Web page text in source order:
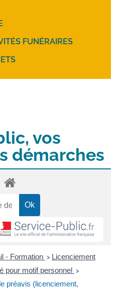
FUNÉRAIRES
vos
démarches
- Formation > Licenciement
pour motif personnel >
préavis (licenciement,